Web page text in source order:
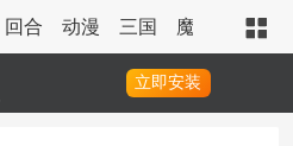
回合 动漫 三国 魔幻 策略
立即安装